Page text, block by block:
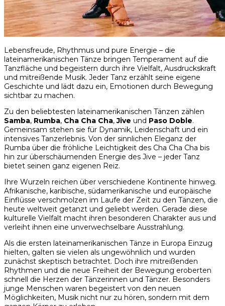
Lebensfreude, Rhythmus und pure Energie – die
lateinamerikanischen Tänze bringen Temperament auf die
Tanzfläche und begeistern durch ihre Vielfalt, Ausdruckskraft
und mitreißende Musik. Jeder Tanz erzählt seine eigene
Geschichte und lädt dazu ein, Emotionen durch Bewegung
sichtbar zu machen.
Zu den beliebtesten lateinamerikanischen Tänzen zählen
Samba, Rumba, Cha Cha Cha,Jive und Paso Doble.
Gemeinsam stehen sie für Dynamik, Leidenschaft und ein
intensives Tanzerlebnis. Von der sinnlichen Eleganz der
Rumba über die fröhliche Leichtigkeit des Cha Cha Cha bis
hin zur überschäumenden Energie des Jive – jeder Tanz
bietet seinen ganz eigenen Reiz.
Ihre Wurzeln reichen über verschiedene Kontinente hinweg.
Afrikanische, karibische, südamerikanische und europäische
Einflüsse verschmolzen im Laufe der Zeit zu den Tänzen, die
heute weltweit getanzt und geliebt werden. Gerade diese
kulturelle Vielfalt macht ihren besonderen Charakter aus und
verleiht ihnen eine unverwechselbare Ausstrahlung.
Als die ersten lateinamerikanischen Tänze in Europa Einzug
hielten, galten sie vielen als ungewöhnlich und wurden
zunächst skeptisch betrachtet. Doch ihre mitreißenden
Rhythmen und die neue Freiheit der Bewegung eroberten
schnell die Herzen der Tänzerinnen und Tänzer. Besonders
junge Menschen waren begeistert von den neuen
Möglichkeiten, Musik nicht nur zu hören, sondern mit dem